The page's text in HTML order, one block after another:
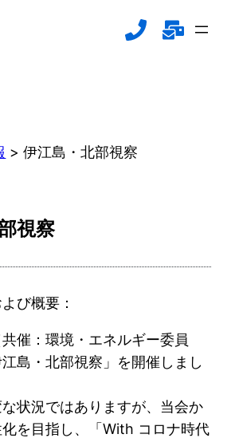
>伊江島・北部視察
視察
び概要：
催：環境・エネルギー委員
島・北部視察」を開催しまし
状況ではありますが、当会か
を目指し、「With コロナ時代